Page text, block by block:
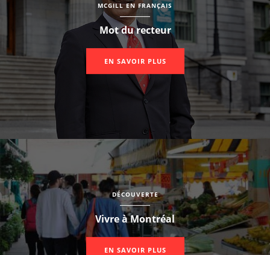
MCGILL EN FRANÇAIS
Mot du recteur
EN SAVOIR PLUS
DÉCOUVERTE
Vivre à Montréal
EN SAVOIR PLUS